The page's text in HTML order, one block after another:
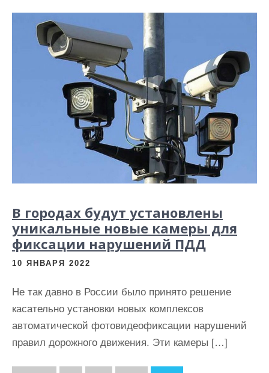
В городах будут установлены
уникальные новые камеры для
фиксации нарушений ПДД
10 ЯНВАРЯ 2022
Не так давно в России было принято решение
касательно установки новых комплексов
автоматической фотовидеофиксации нарушений
правил дорожного движения. Эти камеры […]